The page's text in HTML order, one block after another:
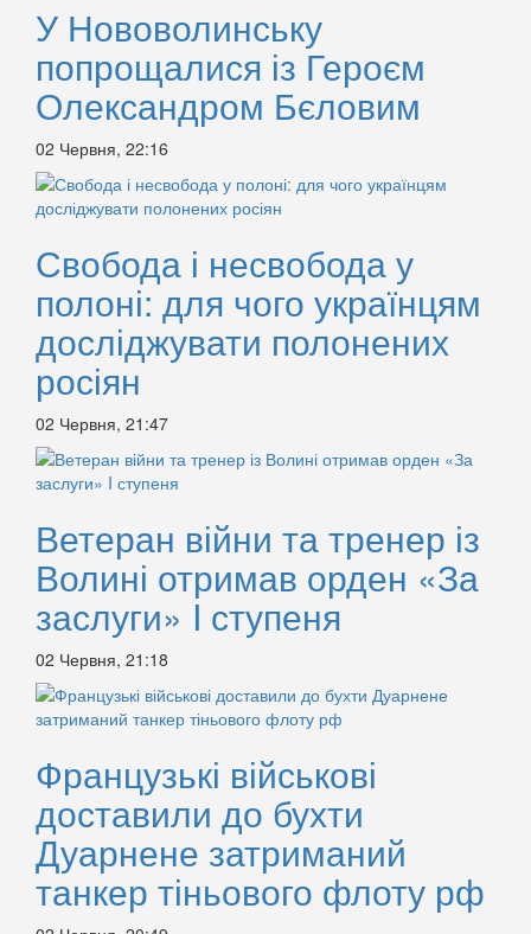
У Нововолинську
попрощалися із Героєм
Олександром Бєловим
02 Червня, 22:16
Свобода і несвобода у
полоні: для чого українцям
досліджувати полонених
росіян
02 Червня, 21:47
Ветеран війни та тренер із
Волині отримав орден «За
заслуги» I ступеня
02 Червня, 21:18
Французькі військові
доставили до бухти
Дуарнене затриманий
танкер тіньового флоту рф